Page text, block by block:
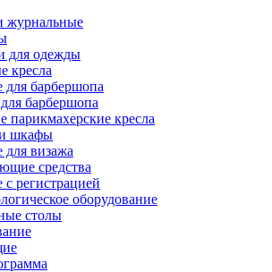
журнальные
для одежды
кресла
для барбершопа
барбершопа
парикмахерские кресла
шкафы
для визажа
средства
регистрацией
оборудование
столы